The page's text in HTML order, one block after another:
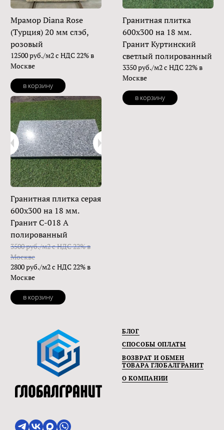
Мрамор Diana Rose
(Турция) 20 мм слэб,
розовый
12500 руб./м2 с НДС 22% в
Москве
в корзину
Гранитная плитка
600х300 на 18 мм.
Гранит Куртинский
светлый полированный
3350 руб./м2 с НДС 22% в
Москве
в корзину
Гранитная плитка серая
600х300 на 18 мм.
Гранит С-018 А
полированный
3500 руб./м2 с НДС 22% в
Москве
2800 руб./м2 с НДС 22% в
Москве
в корзину
БЛОГ
СПОСОБЫ ОПЛАТЫ
ВОЗВРАТ И ОБМЕН
ТОВАРА ГЛОБАЛГРАНИТ
О КОМПАНИИ